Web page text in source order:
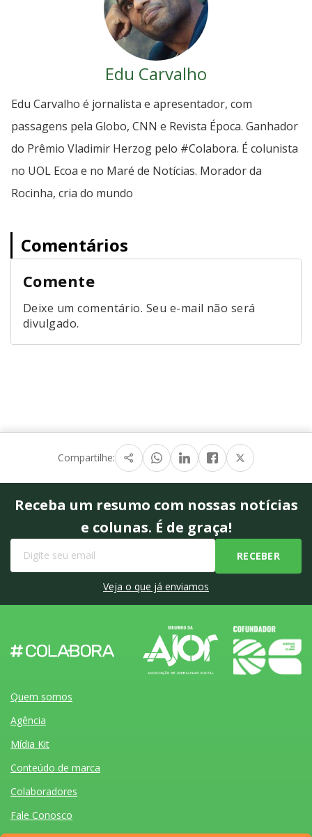
Edu Carvalho
Edu Carvalho é jornalista e apresentador, com
passagens pela Globo, CNN e Revista Época. Ganhador
do Prêmio Vladimir Herzog pelo #Colabora. É colunista
no UOL Ecoa e no Maré de Notícias. Morador da
Rocinha, cria do mundo
Comentários
Comente
Deixe um comentário. Seu e-mail não será
divulgado.
Compartilhe:
Receba um resumo com nossas notícias
e colunas. É de graça!
Veja o que já enviamos
Quem somos
Agência
Mídia Kit
Conteúdo de marca
Colaboradores
Fale Conosco